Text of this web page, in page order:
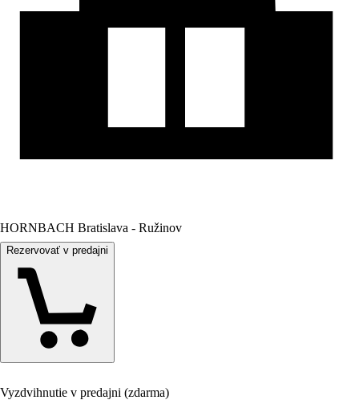
HORNBACH Bratislava - Ružinov
Rezervovať v predajni
Vyzdvihnutie v predajni (zdarma)